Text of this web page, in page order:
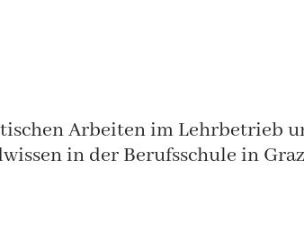
Arbeiten im Lehrbetrieb
in der Berufsschule in